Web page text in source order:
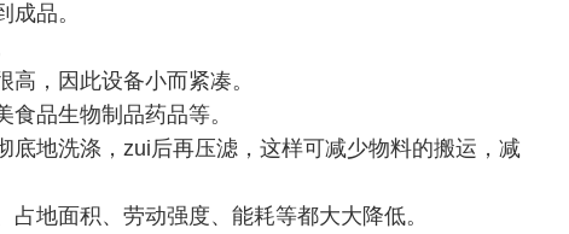
品。
，因此设备小而紧凑。
品生物制品药品等。
地洗涤，zui后再压滤，这样可减少物料的搬运，减
地面积、劳动强度、能耗等都大大降低。